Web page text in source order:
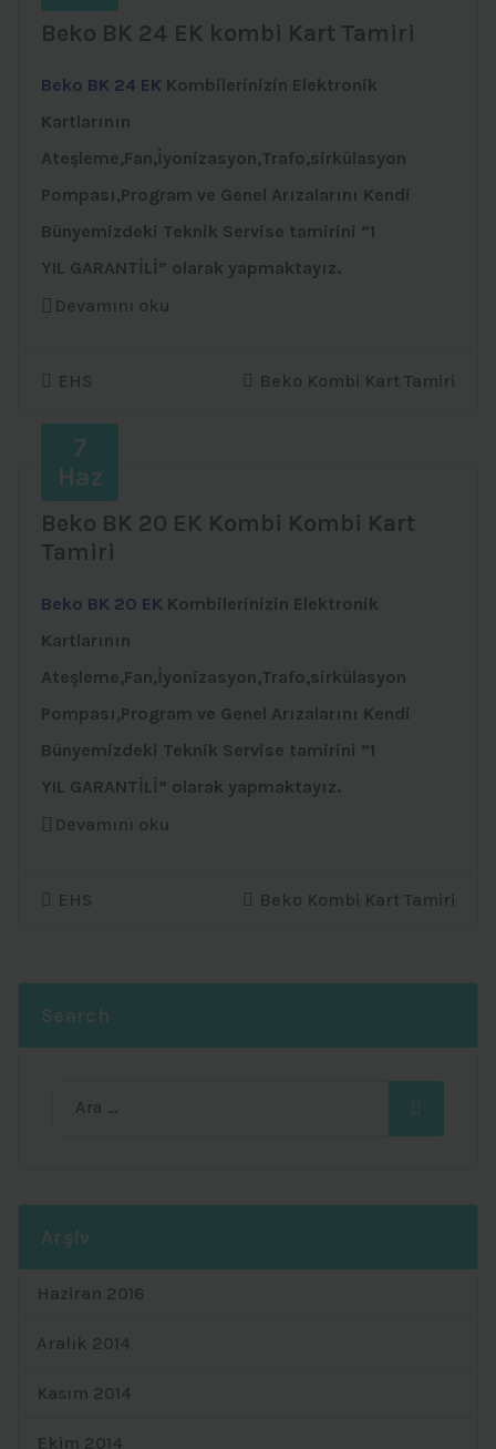
Beko BK 24 EK kombi Kart Tamiri
Beko BK 24 EK Kombilerinizin Elektronik
Kartlarının
Ateşleme,Fan,İyonizasyon,Trafo,sirkülasyon
Pompası,Program ve Genel Arızalarını Kendi
Bünyemizdeki Teknik Servise tamirini ”1
YIL GARANTİLİ” olarak yapmaktayız.
Devamını oku
EHS Beko Kombi Kart Tamiri
7
Haz
Beko BK 20 EK Kombi Kombi Kart
Tamiri
Beko BK 20 EK Kombilerinizin Elektronik
Kartlarının
Ateşleme,Fan,İyonizasyon,Trafo,sirkülasyon
Pompası,Program ve Genel Arızalarını Kendi
Bünyemizdeki Teknik Servise tamirini ”1
YIL GARANTİLİ” olarak yapmaktayız.
Devamını oku
EHS Beko Kombi Kart Tamiri
Search
Arşiv
Haziran 2016
Aralık 2014
Kasım 2014
Ekim 2014